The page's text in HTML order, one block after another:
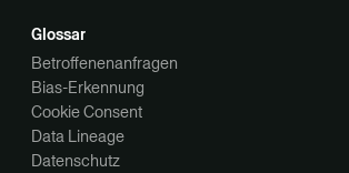
Glossar
Betroffenenanfragen
Bias-Erkennung
Cookie Consent
Data Lineage
Datenschutz